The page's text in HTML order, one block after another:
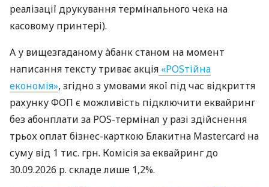
реалізації друкування термінального чека на
касовому принтері).
А у вищезгаданому àбанк станом на момент
написання тексту триває акція «POSтійна
економія», згідно з умовами якої під час відкриття
рахунку ФОП є можливість підключити еквайринг
без абонплати за POS-термінал у разі здійснення
трьох оплат бізнес-карткою Блакитна Mastercard на
суму від 1 тис. грн. Комісія за еквайринг до
30.09.2026 р. складе лише 1,2%.